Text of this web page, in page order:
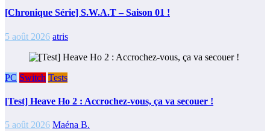
[Chronique Série] S.W.A.T – Saison 01 !
5 août 2026 atris
PC Switch Tests
[Test] Heave Ho 2 : Accrochez-vous, ça va secouer !
5 août 2026 Maéna B.